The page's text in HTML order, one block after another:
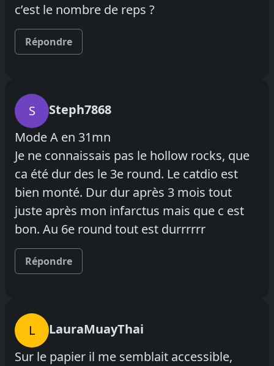
c’est le nombre de reps ?
Répondre
S
Steph7868
Mode A en 31mn
Je ne connaissais pas le hollow rocks, que
ca été dur des le 3e round. Le catdio est
bien monté. Dur dur après 3 mois tout
juste après mon infarctus mais que c est
bon. Au 6e round tout est durrrrrr
Répondre
L
LauraMuayThai
Sur le papier il me semblait accessible,